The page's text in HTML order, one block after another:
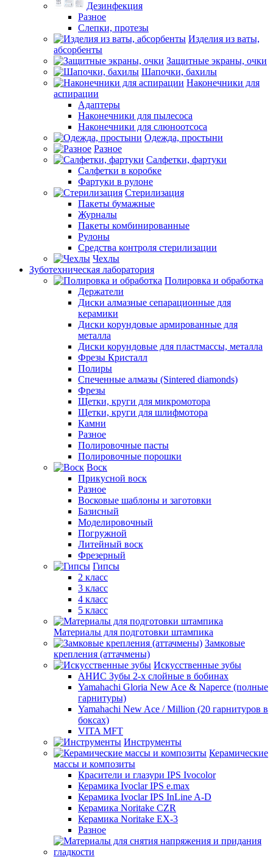
Дезинфекция
Разное
Слепки, протезы
Изделия из ваты,
абсорбенты
Защитные экраны, очки
Шапочки, бахилы
Наконечники для
аспирации
Адаптеры
Наконечники для пылесоса
Наконечники для слюноотсоса
Одежда, простыни
Разное
Салфетки, фартуки
Салфетки в коробке
Фартуки в рулоне
Стерилизация
Пакеты бумажные
Журналы
Пакеты комбинированные
Рулоны
Средства контроля стерилизации
Чехлы
Зуботехническая лаборатория
Полировка и обработка
Держатели
Диски алмазные сепарационные для
керамики
Диски корундовые армированные для
металла
Диски корундовые для пластмассы, металла
Фрезы Кристалл
Полиры
Спеченные алмазы (Sintered diamonds)
Фрезы
Щетки, круги для микромотора
Щетки, круги для шлифмотора
Камни
Разное
Полировочные пасты
Полировочные порошки
Воск
Прикусной воск
Разное
Восковые шаблоны и заготовки
Базисный
Моделировочный
Погружной
Литейный воск
Фрезерный
Гипсы
2 класс
3 класс
4 класс
5 класс
Материалы для подготовки штампика
Замковые
крепления (аттачмены)
Искусственные зубы
АНИС Зубы 2-х слойные в бобинах
Yamahachi Gloria New Ace & Naperce (полные
гарнитуры)
Yamahachi New Ace / Million (20 гарнитуров в
боксах)
VITA MFT
Инструменты
Керамические
массы и композиты
Красители и глазури IPS Ivocolor
Керамика Ivoclar IPS e.max
Керамика Ivoclar IPS InLine A-D
Керамика Noritake CZR
Керамика Noritake EX-3
Разное